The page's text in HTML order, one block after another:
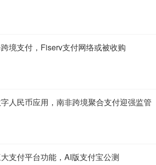
境支付，Fiserv支付网络或被收购
人民币应用，南非跨境聚合支付迎强监管
支付平台功能，AI版支付宝公测